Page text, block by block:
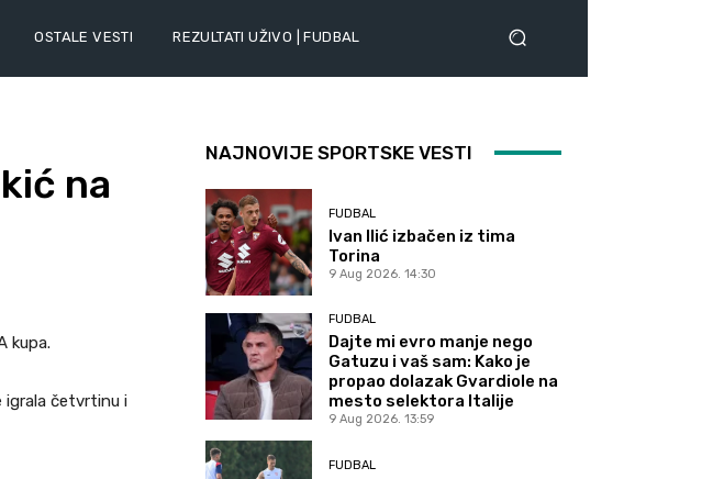
OSTALE VESTI REZULTATI UŽIVO | FUDBAL
na
kupa.
igrala četvrtinu i
NAJNOVIJE SPORTSKE VESTI
FUDBAL
Ivan Ilić izbačen iz tima
Torina
9 Aug 2026. 14:30
FUDBAL
Dajte mi evro manje nego
Gatuzu i vaš sam: Kako je
propao dolazak Gvardiole na
mesto selektora Italije
9 Aug 2026. 13:59
FUDBAL